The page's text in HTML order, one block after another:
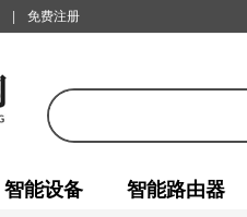
免费注册
智能设备 智能路由器